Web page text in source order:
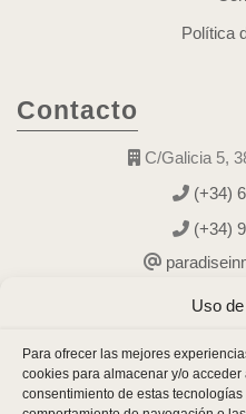
Uso
Para ofrecer las mejores
cookies para almacenar y/o
consentimiento de estas
Política
Contacto
C/Galicia 5,
(+34)
(+34)